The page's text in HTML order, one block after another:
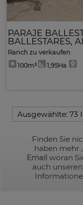
PARAJE
BALLESTARES,
Ranch zu verkaufen
100m²
1,95Ha
Ausgewählte: 73
Finden Sie
haben mehr
Email woran
auch unseren